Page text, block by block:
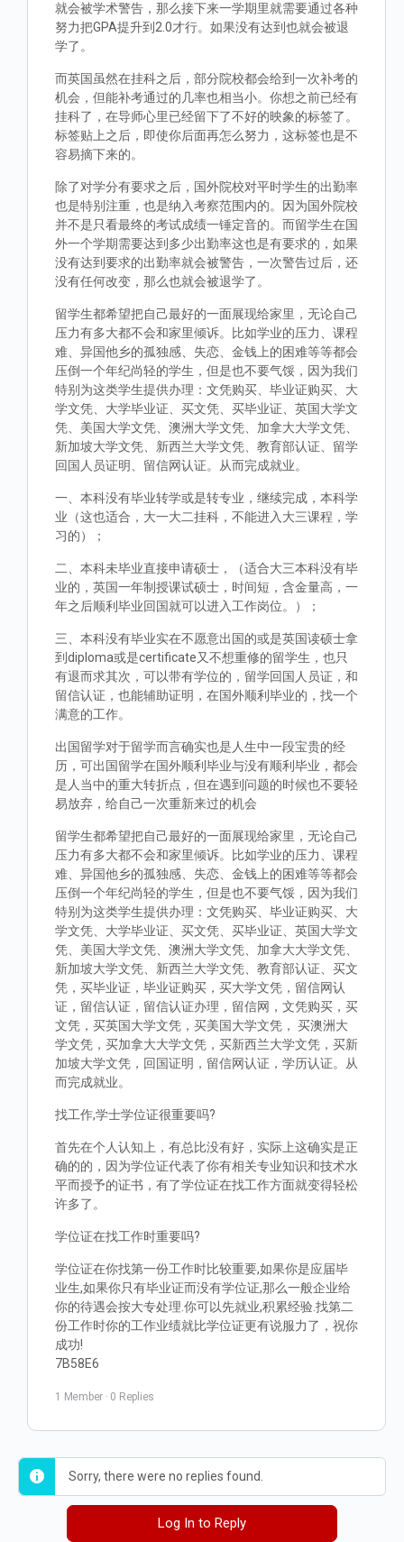
就会被学术警告，那么接下来一学期里就需要通过各种
努力把GPA提升到2.0才行。如果没有达到也就会被退
学了。
而英国虽然在挂科之后，部分院校都会给到一次补考的
机会，但能补考通过的几率也相当小。你想之前已经有
挂科了，在导师心里已经留下了不好的映象的标签了。
标签贴上之后，即使你后面再怎么努力，这标签也是不
容易摘下来的。
除了对学分有要求之后，国外院校对平时学生的出勤率
也是特别注重，也是纳入考察范围内的。因为国外院校
并不是只看最终的考试成绩一锤定音的。而留学生在国
外一个学期需要达到多少出勤率这也是有要求的，如果
没有达到要求的出勤率就会被警告，一次警告过后，还
没有任何改变，那么也就会被退学了。
留学生都希望把自己最好的一面展现给家里，无论自己
压力有多大都不会和家里倾诉。比如学业的压力、课程
难、异国他乡的孤独感、失恋、金钱上的困难等等都会
压倒一个年纪尚轻的学生，但是也不要气馁，因为我们
特别为这类学生提供办理：文凭购买、毕业证购买、大
学文凭、大学毕业证、买文凭、买毕业证、英国大学文
凭、美国大学文凭、澳洲大学文凭、加拿大大学文凭、
新加坡大学文凭、新西兰大学文凭、教育部认证、留学
回国人员证明、留信网认证。从而完成就业。
一、本科没有毕业转学或是转专业，继续完成，本科学
业（这也适合，大一大二挂科，不能进入大三课程，学
习的）；
二、本科未毕业直接申请硕士，（适合大三本科没有毕
业的，英国一年制授课试硕士，时间短，含金量高，一
年之后顺利毕业回国就可以进入工作岗位。）；
三、本科没有毕业实在不愿意出国的或是英国读硕士拿
到diploma或是certificate又不想重修的留学生，也只
有退而求其次，可以带有学位的，留学回国人员证，和
留信认证，也能辅助证明，在国外顺利毕业的，找一个
满意的工作。
出国留学对于留学而言确实也是人生中一段宝贵的经
历，可出国留学在国外顺利毕业与没有顺利毕业，都会
是人当中的重大转折点，但在遇到问题的时候也不要轻
易放弃，给自己一次重新来过的机会
留学生都希望把自己最好的一面展现给家里，无论自己
压力有多大都不会和家里倾诉。比如学业的压力、课程
难、异国他乡的孤独感、失恋、金钱上的困难等等都会
压倒一个年纪尚轻的学生，但是也不要气馁，因为我们
特别为这类学生提供办理：文凭购买、毕业证购买、大
学文凭、大学毕业证、买文凭、买毕业证、英国大学文
凭、美国大学文凭、澳洲大学文凭、加拿大大学文凭、
新加坡大学文凭、新西兰大学文凭、教育部认证、买文
凭，买毕业证，毕业证购买，买大学文凭，留信网认
证，留信认证，留信认证办理，留信网，文凭购买，买
文凭，买英国大学文凭，买美国大学文凭， 买澳洲大
学文凭，买加拿大大学文凭，买新西兰大学文凭，买新
加坡大学文凭，回国证明，留信网认证，学历认证。从
而完成就业。
找工作,学士学位证很重要吗?
首先在个人认知上，有总比没有好，实际上这确实是正
确的的，因为学位证代表了你有相关专业知识和技术水
平而授予的证书，有了学位证在找工作方面就变得轻松
许多了。
学位证在找工作时重要吗?
学位证在你找第一份工作时比较重要,如果你是应届毕
业生,如果你只有毕业证而没有学位证,那么一般企业给
你的待遇会按大专处理.你可以先就业,积累经验.找第二
份工作时你的工作业绩就比学位证更有说服力了，祝你
成功!
7B58E6
1 Member · 0 Replies
Sorry, there were no replies found.
Log In to Reply